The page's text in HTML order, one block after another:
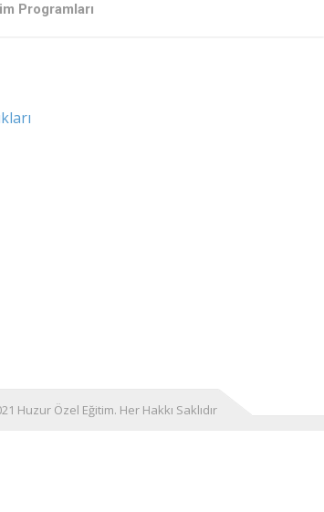
Programları
Huzur Özel Eğitim. Her Hakkı Saklıdır